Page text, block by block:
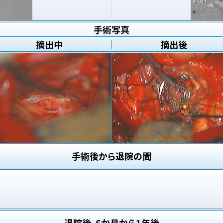
手術写真
摘出中
摘出後
手術後から退院の間